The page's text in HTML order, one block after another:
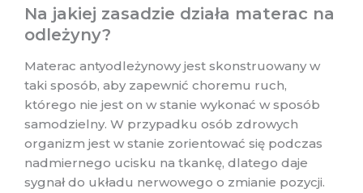
Na jakiej zasadzie działa materac na
odleżyny?
Materac antyodleżynowy jest skonstruowany w
taki sposób, aby zapewnić choremu ruch,
którego nie jest on w stanie wykonać w sposób
samodzielny. W przypadku osób zdrowych
organizm jest w stanie zorientować się podczas
nadmiernego ucisku na tkankę, dlatego daje
sygnał do układu nerwowego o zmianie pozycji.